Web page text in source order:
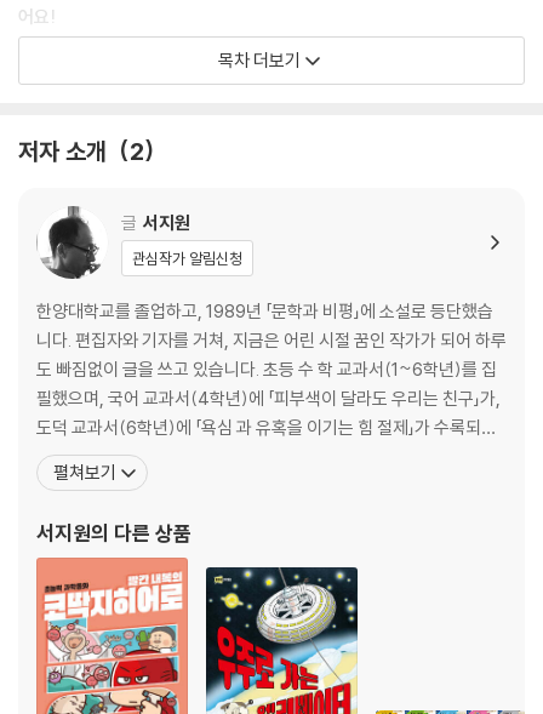
어요!
가오리연이 된 아로와 아이들 · 80
〈세 번째 실험 - 플라스틱과 쓰레기 알아내기〉 거대한 플라스틱 섬
사과 도둑이 보낸 메시지 · 89
플라스틱 섬이 나타났다 · 97
슈퍼 거북의 배 속 · 107
수상한 쪽지 · 115
〈네 번째 실험 - 숲과 생태계 보호 알아보기〉 미래로 가는 엘리베이터
출발, 미래로! · 127
미래 엘리베이터의 비밀 · 144
마지막 소풍 · 151
목차 더보기
저자 소개 2
글 서지원
관심작가 알림신청
한양대학교를 졸업하고, 1989년 「문학과 비평」에 소설로 등단했습
니다. 편집자와 기자를 거쳐, 지금은 어린 시절 꿈인 작가가 되어 하루
도 빠짐없이 글을 쓰고 있습니다. 초등 수 학 교과서(1~6학년)를 집
필했으며, 국어 교과서(4학년)에 「피부색이 달라도 우리는 친구」가,
도덕 교과서(6학년)에 「욕심 과 유혹을 이기는 힘 절제」가 수록되어
있습니다. 지은 책으로 『어느 날 우리 반에 공룡이 전학 왔다』, 『빨간
내복의 초능력자』, 『훈민정음 구출 작전』, 『신통방통 수학 시리즈』,
『우리 한옥에 숨
펼쳐보기
서지원의 다른 상품